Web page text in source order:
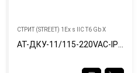
СТРИТ (STREET) 1Ex s IIC T6 Gb X